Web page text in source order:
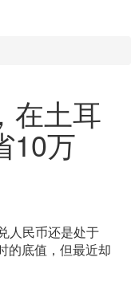
在土耳
10万
人民币还是处于
的底值，但最近却